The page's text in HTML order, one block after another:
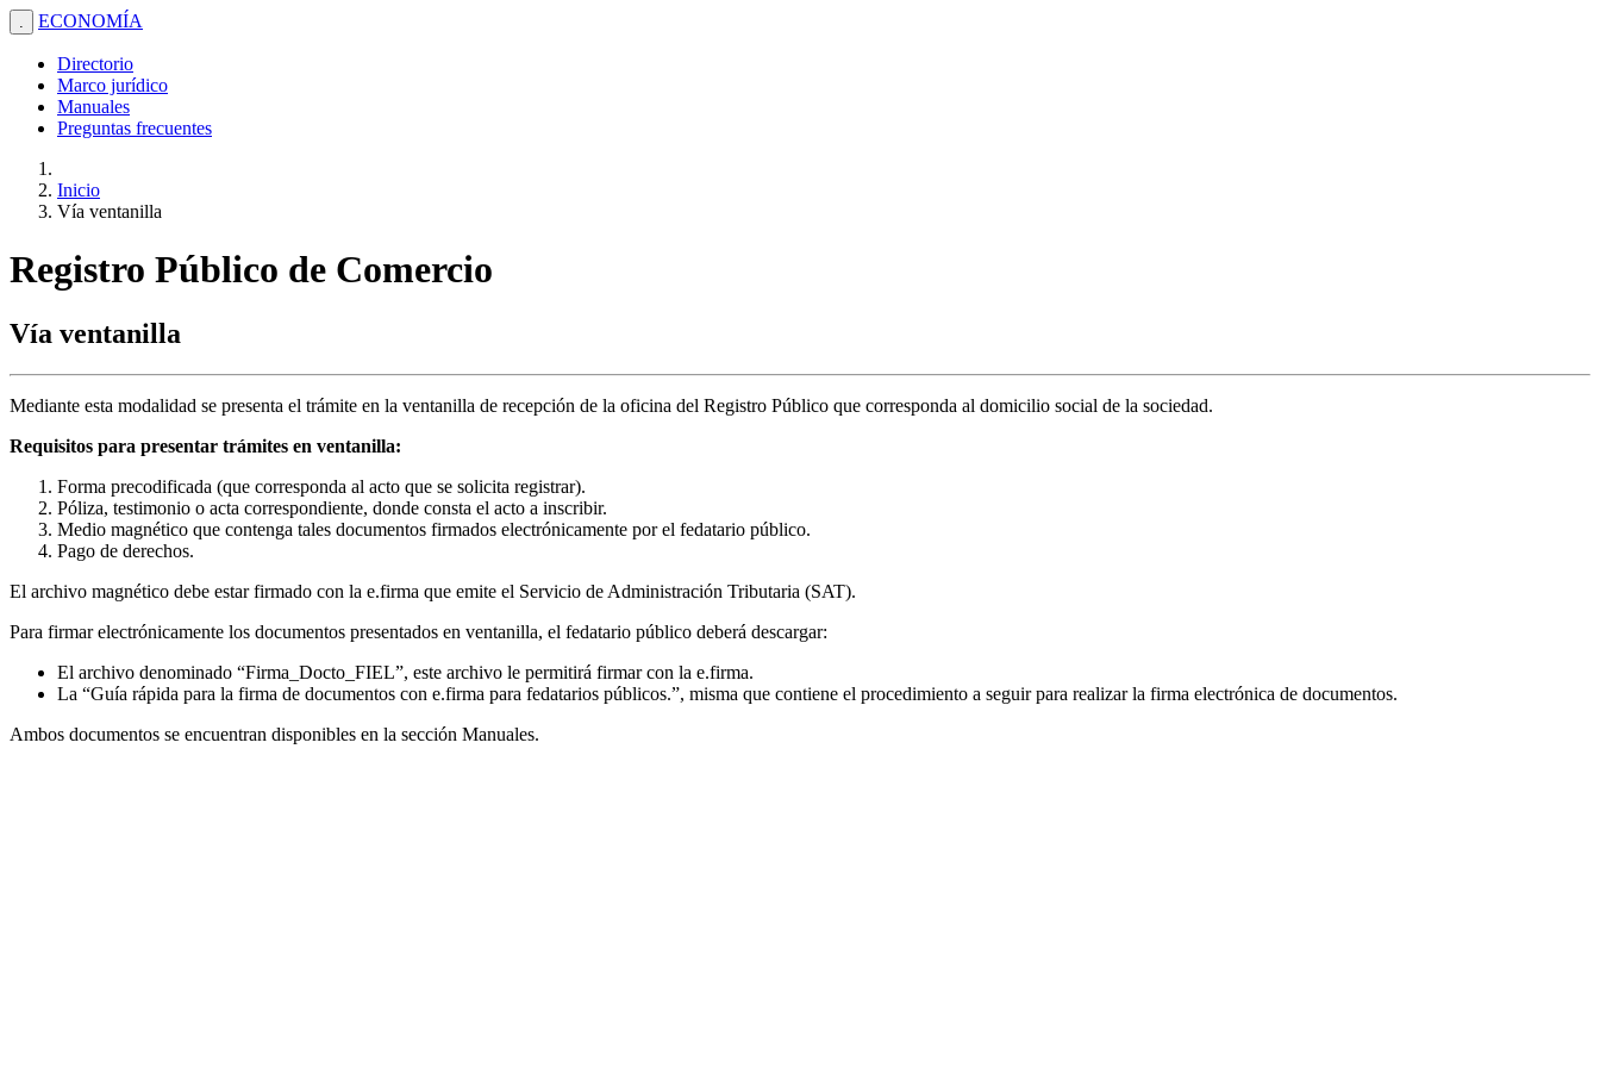
. ECONOMÍA
Directorio
Marco jurídico
Manuales
Preguntas frecuentes
Inicio
Vía ventanilla
Registro Público de Comercio
Vía ventanilla
Mediante esta modalidad se presenta el trámite en la ventanilla de recepción de la oficina del Registro Público que corresponda al domicilio social de la sociedad.
Requisitos para presentar trámites en ventanilla:
Forma precodificada (que corresponda al acto que se solicita registrar).
Póliza, testimonio o acta correspondiente, donde consta el acto a inscribir.
Medio magnético que contenga tales documentos firmados electrónicamente por el fedatario público.
Pago de derechos.
El archivo magnético debe estar firmado con la e.firma que emite el Servicio de Administración Tributaria (SAT).
Para firmar electrónicamente los documentos presentados en ventanilla, el fedatario público deberá descargar:
El archivo denominado “Firma_Docto_FIEL”, este archivo le permitirá firmar con la e.firma.
La “Guía rápida para la firma de documentos con e.firma para fedatarios públicos.”, misma que contiene el procedimiento a seguir para realizar la firma electrónica de documentos.
Ambos documentos se encuentran disponibles en la sección Manuales.